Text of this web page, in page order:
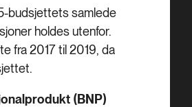
budsjettets samlede
holdes utenfor.
fra 2017 til 2019, da
(BNP)